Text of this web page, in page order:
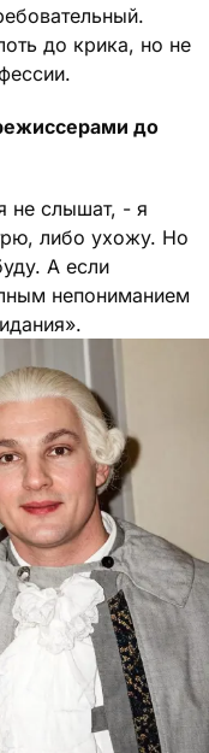
до крика, но не
до
не слышат, - я
либо ухожу. Но
А если
непониманием